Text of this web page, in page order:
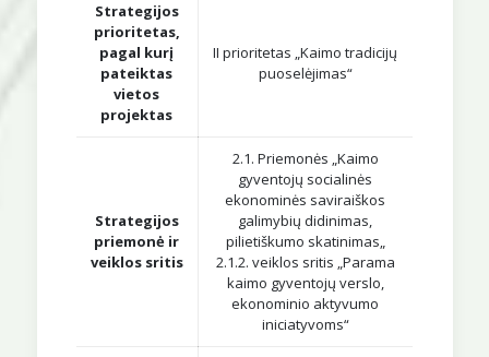
Strategijos
prioritetas,
pagal kurį
pateiktas
vietos
projektas
II prioritetas „Kaimo tradicijų
puoselėjimas“
Strategijos
priemonė ir
veiklos sritis
2.1. Priemonės „Kaimo
gyventojų socialinės
ekonominės saviraiškos
galimybių didinimas,
pilietiškumo skatinimas„
2.1.2. veiklos sritis „Parama
kaimo gyventojų verslo,
ekonominio aktyvumo
iniciatyvoms“